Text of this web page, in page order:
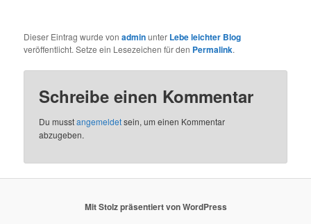
Dieser Eintrag wurde vonadminunter Lebe leichter Blog
veröffentlicht. Setze ein Lesezeichen für den Permalink.
Schreibe einen Kommentar
Du musstangemeldetsein, um einen Kommentar
abzugeben.
Mit Stolz präsentiert von WordPress